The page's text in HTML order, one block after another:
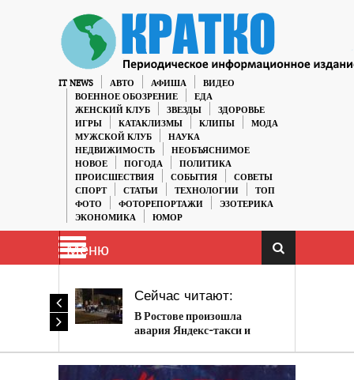
IT NEWS АВТО АФИША
ВИДЕО
ВОЕННОЕ ОБОЗРЕНИЕ
ЕДА
ЖЕНСКИЙ КЛУБ
ЗВЕЗДЫ
ЗДОРОВЬЕ
ИГРЫ
КАТАКЛИЗМЫ КЛИПЫ
МОДА
МУЖСКОЙ КЛУБ
НАУКА
НЕДВИЖИМОСТЬ
НЕОБЪЯСНИМОЕ
НОВОЕ
ПОГОДА
ПОЛИТИКА
ПРОИСШЕСТВИЯ
СОБЫТИЯ
СОВЕТЫ
СПОРТ
СТАТЬИ ТЕХНОЛОГИИ
ТОП
ФОТО
ФОТОРЕПОРТАЖИ
ЭЗОТЕРИКА
ЭКОНОМИКА
ЮМОР
Меню
Сейчас читают:
В Ростове произошла
авария Яндекс-такси и